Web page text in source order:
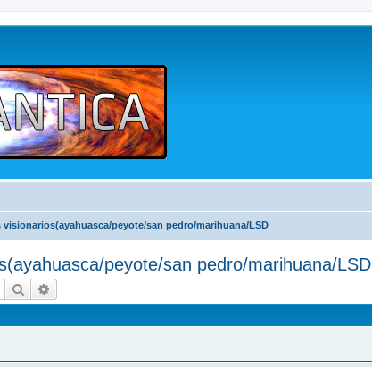
visionarios(ayahuasca/peyote/san pedro/marihuana/LSD
peyote/san pedro/marihuana/LSD
Buscar